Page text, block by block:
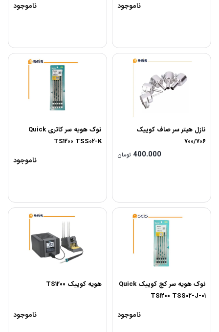
ناموجود ناموجود
نازل هیتر سر صاف کوییک
۷۰۰/۷۰۶
تومان
نوک هویه سر کاتری Quick
TS۱۲۰۰ TSS۰۲-K
ناموجود
نوک هویه سر کج کوییک Quick
TS۱۲۰۰ TSS۰۲-J-۰۱
ناموجود
هویه کوییک TS۱۲۰۰
ناموجود